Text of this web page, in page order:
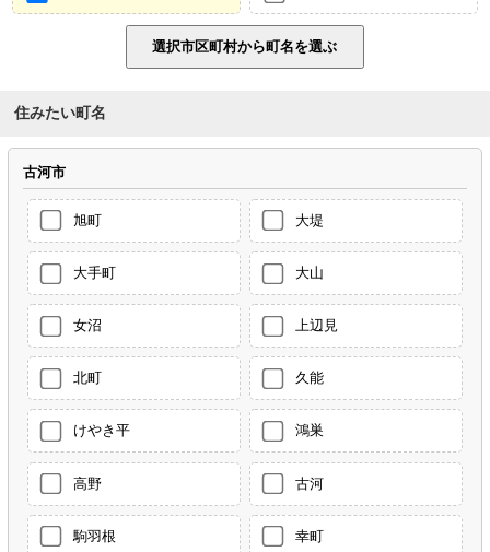
住みたい町名
古河市
旭町 大堤
大手町 大山
女沼 上辺見
北町 久能
けやき平 鴻巣
高野 古河
駒羽根 幸町